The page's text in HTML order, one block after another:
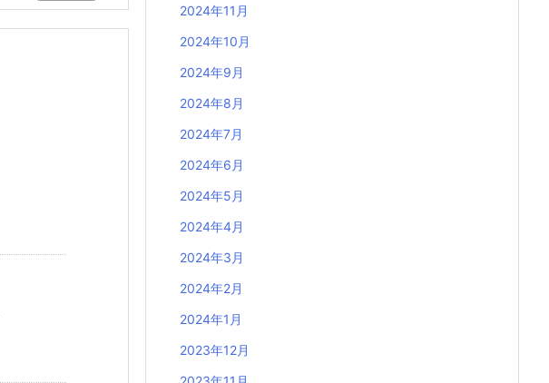
2024年11月
2024年10月
2024年9月
2024年8月
2024年7月
2024年6月
2024年5月
2024年4月
2024年3月
2024年2月
2024年1月
2023年12月